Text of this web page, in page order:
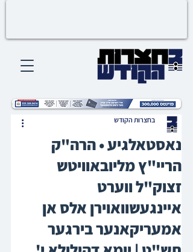
נאסטאלגיע • הרה"ק
הריי"ץ מליובאוויטש
זצוק"ל ווערט
איינגעשוואוירן אלס אן
אמעריקאנער בירגער
בחצרות הקודש